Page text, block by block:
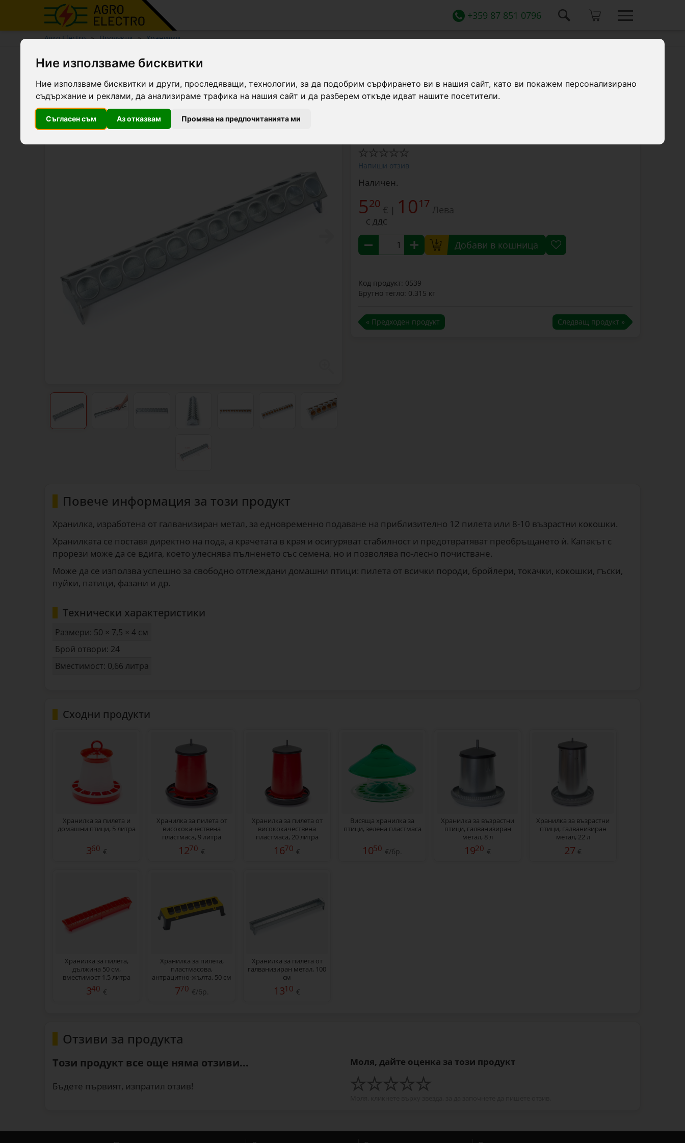
Ние използваме бисквитки
Ние използваме бисквитки и други, проследяващи, технологии, за да подобрим сърфирането ви в нашия сайт, като ви покажем персонализирано
съдържание и реклами, да анализираме трафика на нашия сайт и да разберем откъде идват нашите посетители.
Съгласен съм Аз отказвам Промяна на предпочитанията ми
+359 87 851 0796
Agro Electro Продукти Хранилки
Хранилка за пилета, галванизиран метал, 24 отвора, 50 см
Напиши отзив
Наличен.
520 € | 1017 Лева
С ДДС
Добави в кошница
Код продукт: 0539
Брутно тегло: 0.315 кг
« Предходен продукт Следващ продукт »
Повече информация за този продукт
Хранилка, изработена от галванизиран метал, за едновременно подаване на приблизително 12 пилета или 8-10 възрастни кокошки.
Хранилката се поставя директно на пода, а крачетата в края и осигуряват стабилност и предотвратяват преобръщането ѝ. Капакът с
прорези може да се вдига, което улеснява пълненето със семена, но и позволява по-лесно почистване.
Може да се използва успешно за свободно отглеждани домашни птици: пилета от всички породи, бройлери, токачки, кокошки, гъски,
пуйки, патици, фазани и др.
Технически характеристики
Размери: 50 × 7,5 × 4 см
Брой отвори: 24
Вместимост: 0,66 литра
Сходни продукти
Хранилка за пилета и
домашни птици, 5 литра
360 €
Хранилка за пилета от
висококачествена
пластмаса, 9 литра
1270 €
Хранилка за пилета от
висококачествена
пластмаса, 20 литра
1670 €
Висяща хранилка за
птици, зелена пластмаса
1050 €/бр.
Хранилка за възрастни
птици, галванизиран
метал, 8 л
1920 €
Хранилка за възрастни
птици, галванизиран
метал, 22 л
27 €
Хранилка за пилета,
дължина 50 см,
вместимост 1,5 литра
340 €
Хранилка за пилета,
пластмасова,
антрацитно-жълта, 50 см
770 €/бр.
Хранилка за пилета от
галванизиран метал, 100
см
1310 €
Отзиви за продукта
Този продукт все още няма отзиви...
Бъдете първият, изпратил отзив!
Моля, дайте оценка за този продукт